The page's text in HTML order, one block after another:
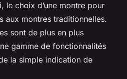
le choix d’une montre pour
aux montres traditionnelles.
sont de plus en plus
gamme de fonctionnalités
la simple indication de